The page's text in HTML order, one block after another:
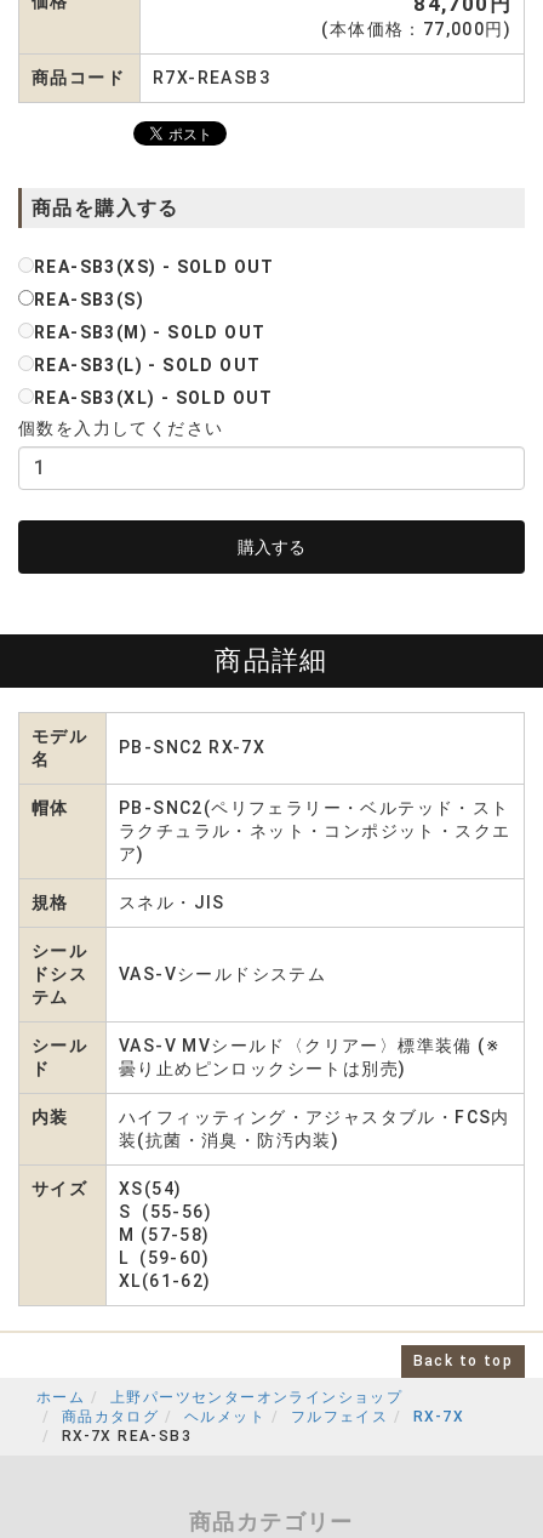
(本体価格：77,000円)
商品コード R7X-REASB3
商品を購入する
REA-SB3(XS) - SOLD OUT
REA-SB3(S)
REA-SB3(M) - SOLD OUT
REA-SB3(L) - SOLD OUT
REA-SB3(XL) - SOLD OUT
個数を入力してください
商品詳細
モデル
名
PB-SNC2 RX-7X
帽体
PB-SNC2(ペリフェラリー・ベルテッド・スト
ラクチュラル・ネット・コンポジット・スクエ
ア)
規格 スネル・JIS
シール
ドシス
テム
VAS-Vシールドシステム
シール
ド
VAS-V MVシールド〈クリアー〉標準装備 (※
曇り止めピンロックシートは別売)
内装
ハイフィッティング・アジャスタブル・FCS内
装(抗菌・消臭・防汚内装)
サイズ
XS(54)
S (55-56)
M (57-58)
L (59-60)
XL(61-62)
Back to top
ホーム
上野パーツセンターオンラインショップ
商品カタログ
ヘルメット フルフェイス
RX-7X
RX-7X REA-SB3
商品カテゴリー